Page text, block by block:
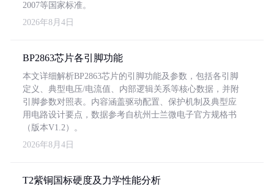
2007等国家标准。
2026年8月4日
BP2863芯片各引脚功能
本文详细解析BP2863芯片的引脚功能及参数，包括各引脚
定义、典型电压/电流值、内部逻辑关系等核心数据，并附
引脚参数对照表。内容涵盖驱动配置、保护机制及典型应
用电路设计要点，数据参考自杭州士兰微电子官方规格书
（版本V1.2）。
2026年8月4日
T2紫铜国标硬度及力学性能分析